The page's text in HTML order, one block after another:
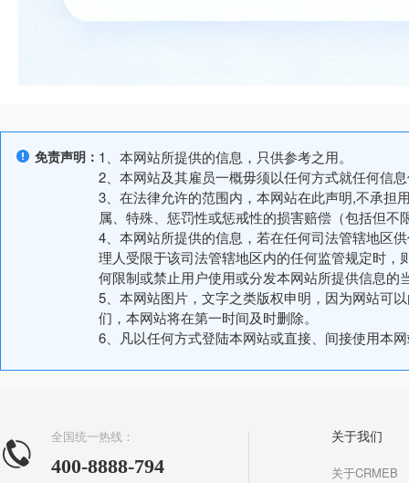
免责声明： 1、本网站所提供的信息，只供参考之用。
2、本网站及其雇员一概毋须以任何方式就任何信
3、在法律允许的范围内，本网站在此声明,不承担
属、特殊、惩罚性或惩戒性的损害赔偿（包括但
4、本网站所提供的信息，若在任何司法管辖地区
理人受限于该司法管辖地区内的任何监管规定时
何限制或禁止用户使用或分发本网站所提供信息的
5、本网站图片，文字之类版权申明，因为网站可
们，本网站将在第一时间及时删除。
6、凡以任何方式登陆本网站或直接、间接使用本
全国统一热线：
400-8888-794
关于我们
关于CRMEB